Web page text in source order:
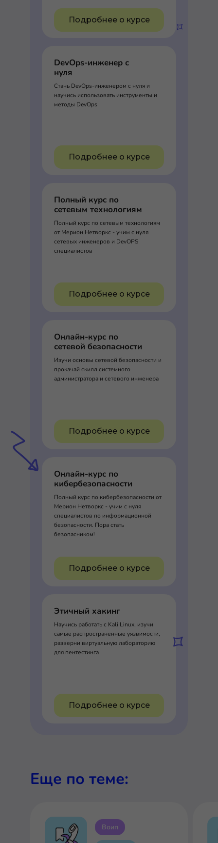
Подробнее о курсе
DevOps-инженер с
нуля
Стань DevOps-инженером с нуля и
научись использовать инструменты и
методы DevOps
Подробнее о курсе
Полный курс по
сетевым технологиям
Полный курс по сетевым технологиям
от Мерион Нетворкс - учим с нуля
сетевых инженеров и DevOPS
специалистов
Подробнее о курсе
Онлайн-курс по
сетевой безопасности
Изучи основы сетевой безопасности и
прокачай скилл системного
администратора и сетевого инженера
Подробнее о курсе
Онлайн-курс по
кибербезопасности
Полный курс по кибербезопасности от
Мерион Нетворкс - учим с нуля
специалистов по информационной
безопасности. Пора стать
безопасником!
Подробнее о курсе
Этичный хакинг
Научись работать с Kali Linux, изучи
самые распространенные уязвимости,
разверни виртуальную лабораторию
для пентестинга
Подробнее о курсе
Еще по теме:
Воип